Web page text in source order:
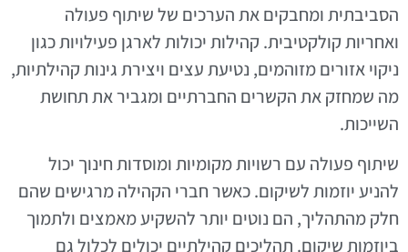
הסביבתית ומחבקים את הערכים של שיתוף פעולה
ואחריות קולקטיבית. קהילות יכולות לארגן פעילויות כגון
ניקוי אזורים מזוהמים, נטיעת עצים ויצירת גינות קהילתיות,
מה שמחזק את הקשרים החברתיים ומגביר את תחושת
השייכות.
שיתוף פעולה עם רשויות מקומיות ומוסדות חינוך יכול
להניע יוזמות לשיקום. כאשר חברי הקהילה מרגישים שהם
חלק מהתהליך, הם נוטים יותר להשקיע מאמצים ולתמוך
ביוזמות שיקום. תהליכים קהילתיים יכולים לכלול גם